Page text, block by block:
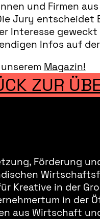
und Firmen
Jury entscheidet
Interesse
Infos auf der
Magazin!
ZUR
Förderung
Kreative in der
in der
aus Wirtschaft